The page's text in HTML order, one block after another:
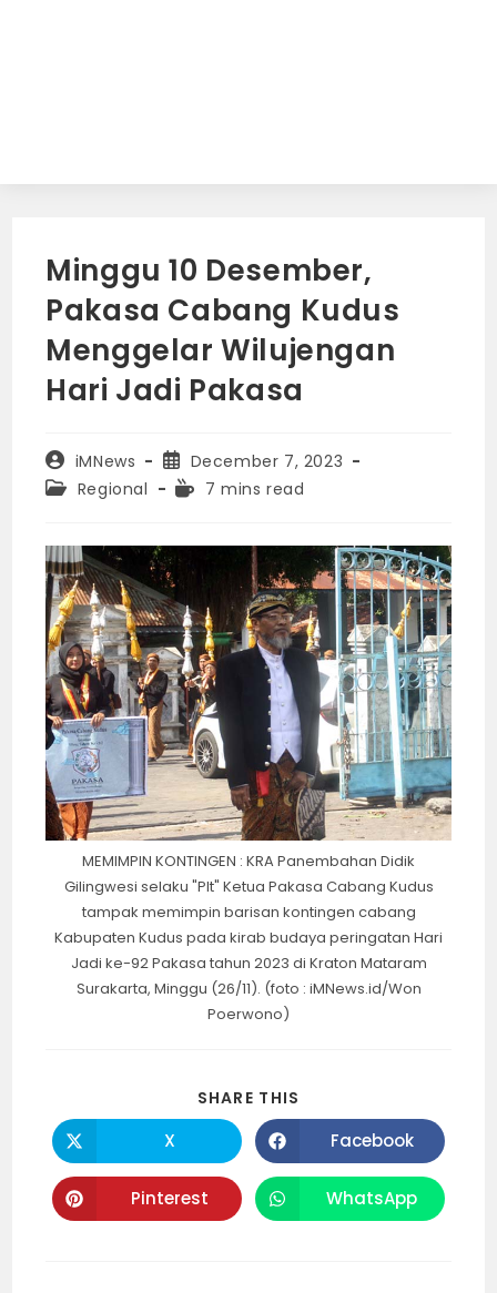
Minggu 10 Desember,
Pakasa Cabang Kudus
Menggelar Wilujengan
Hari Jadi Pakasa
Post
author:
iMNews
Post
published:
December 7, 2023
PostRegional
Reading7 mins read
MEMIMPIN KONTINGEN : KRA Panembahan Didik
Gilingwesi selaku "Plt" Ketua Pakasa Cabang Kudus
tampak memimpin barisan kontingen cabang
Kabupaten Kudus pada kirab budaya peringatan Hari
Jadi ke-92 Pakasa tahun 2023 di Kraton Mataram
Surakarta, Minggu (26/11). (foto : iMNews.id/Won
Poerwono)
SHARE THIS
Opens
in
a
new
window
X Opens
in
a
new
window
Facebook
Opens
in
Pinterest Opens
in
WhatsApp